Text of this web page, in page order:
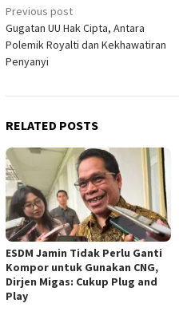
Post
navigation
Previous post
Gugatan UU Hak Cipta, Antara
Polemik Royalti dan Kekhawatiran
Penyanyi
RELATED POSTS
ESDM Jamin Tidak Perlu Ganti
Kompor untuk Gunakan CNG,
Dirjen Migas: Cukup Plug and
Play